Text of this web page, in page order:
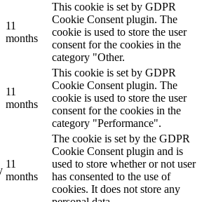
11
months
This cookie is set by GDPR
Cookie Consent plugin. The
cookie is used to store the user
consent for the cookies in the
category "Other.
11
months
This cookie is set by GDPR
Cookie Consent plugin. The
cookie is used to store the user
consent for the cookies in the
category "Performance".
11
months
The cookie is set by the GDPR
Cookie Consent plugin and is
used to store whether or not user
has consented to the use of
cookies. It does not store any